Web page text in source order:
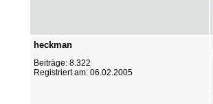
heckman
Beiträge: 8.322
Registriert am: 06.02.2005